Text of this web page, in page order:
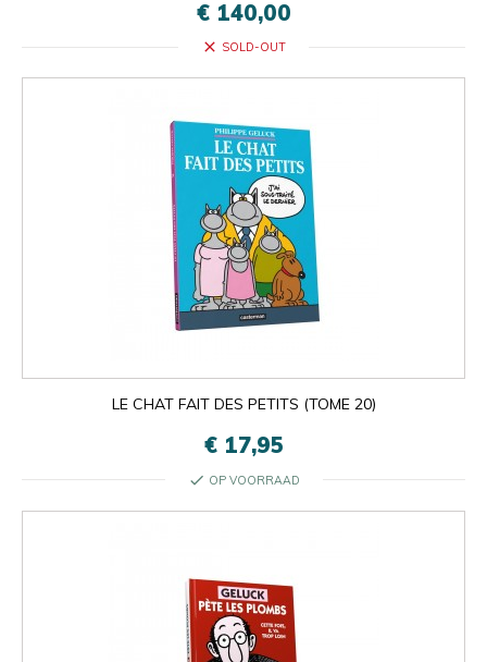
€ 140,00
close SOLD-OUT
LE CHAT FAIT DES PETITS (TOME 20)
€ 17,95
check OP VOORRAAD